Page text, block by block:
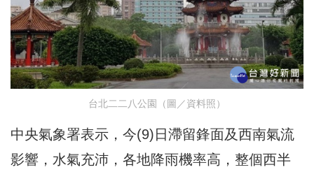
台北二二八公園（圖／資料照）
中央氣象署表示，今(9)日滯留鋒面及西南氣流
影響，水氣充沛，各地降雨機率高，整個西半